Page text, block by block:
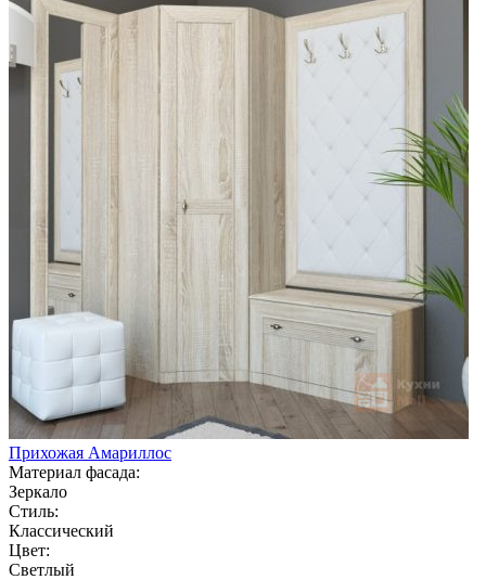
Прихожая Амариллос
Материал фасада:
Зеркало
Стиль:
Классический
Цвет:
Светлый